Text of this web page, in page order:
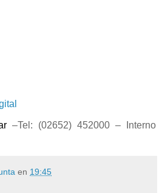
–Tel: (02652) 452000 – Interno
en 19:45